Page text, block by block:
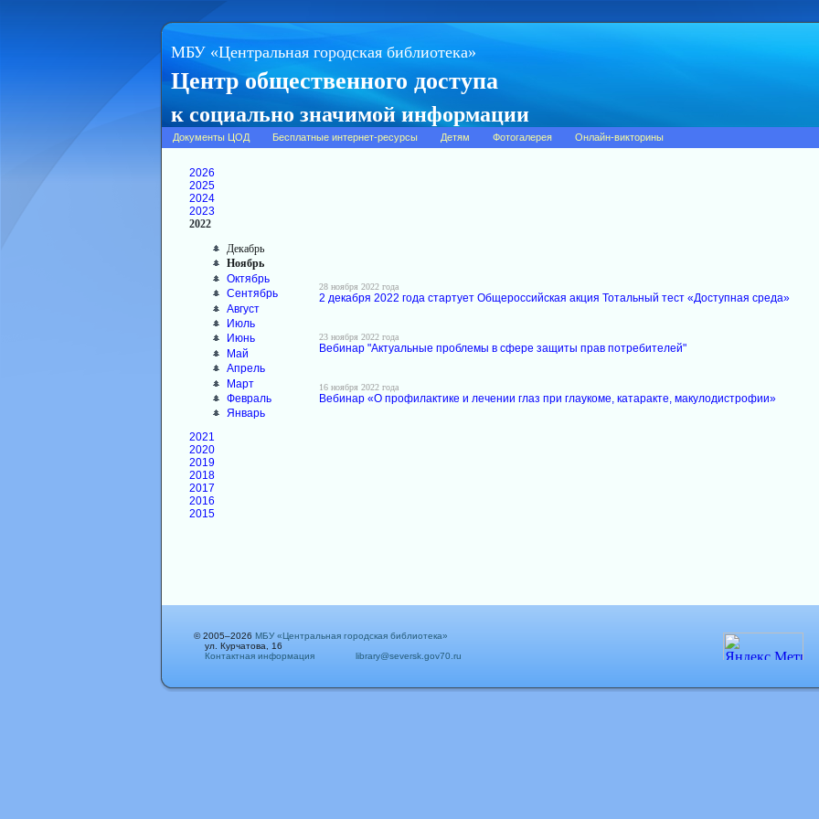
МБУ «Центральная городская библиотека»
Центр общественного доступа
к социально значимой информации
Документы ЦОД Бесплатные интернет-ресурсы Детям Фотогалерея Онлайн-викторины
2026
2025
2024
2023
2022
Декабрь
Ноябрь
Октябрь
Сентябрь
Август
Июль
Июнь
Май
Апрель
Март
Февраль
Январь
2021
2020
2019
2018
2017
2016
2015
28 ноября 2022 года
2 декабря 2022 года стартует Общероссийская акция Тотальный тест «Доступная среда»
23 ноября 2022 года
Вебинар "Актуальные проблемы в сфере защиты прав потребителей"
16 ноября 2022 года
Вебинар «О профилактике и лечении глаз при глаукоме, катаракте, макулодистрофии»
© 2005–2026 МБУ «Центральная городская библиотека»
ул. Курчатова, 16
Контактная информация
library@seversk.gov70.ru